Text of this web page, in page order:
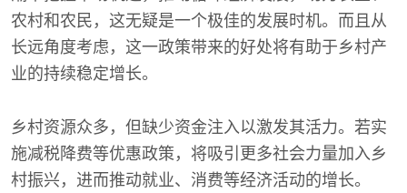
农村和农民，这无疑是一个极佳的发展时机。而且从
长远角度考虑，这一政策带来的好处将有助于乡村产
业的持续稳定增长。
乡村资源众多，但缺少资金注入以激发其活力。若实
施减税降费等优惠政策，将吸引更多社会力量加入乡
村振兴，进而推动就业、消费等经济活动的增长。